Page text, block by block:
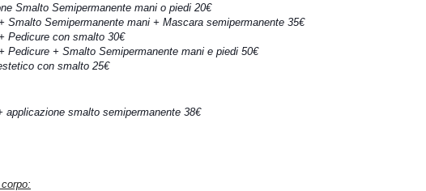
Smalto Semipermanente mani o piedi 20€
Smalto Semipermanente mani + Mascara semipermanente 35€
Pedicure con smalto 30€
Pedicure + Smalto Semipermanente mani e piedi 50€
con smalto 25€
applicazione smalto semipermanente 38€